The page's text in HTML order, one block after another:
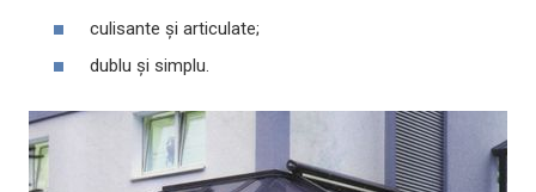
culisante și articulate;
dublu și simplu.